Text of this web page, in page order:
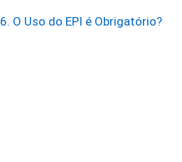
6. O Uso do EPI é Obrigatório?